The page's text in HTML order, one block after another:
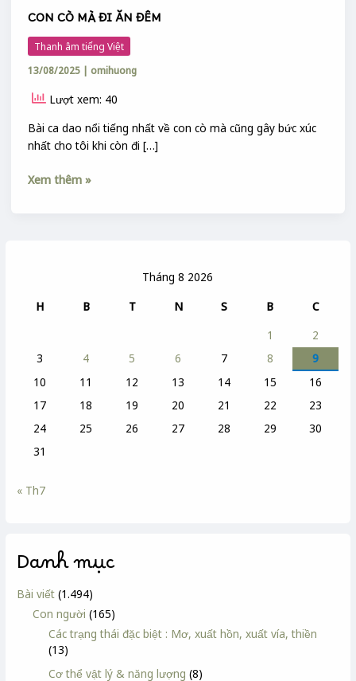
Tháng 8 2026
H
B T N S B
C
1
2
3
4 5 6 7 8
9
10
11 12 13 14 15
16
17
18 19 20 21 22
23
24
25 26 27 28 29
30
31
« Th7
Danh mục
Bài viết (1.494)
Con người (165)
Các trạng thái đặc biệt : Mơ, xuất hồn, xuất vía, thiền
(13)
Cơ thể vật lý & năng lượng (8)
CON CÒ MÀ ĐI ĂN ĐÊM
Thanh âm tiếng Việt
13/08/2025 | omihuong
Lượt xem: 40
Bài ca dao nổi tiếng nhất về con cò mà cũng gây bức xúc
nhất cho tôi khi còn đi […]
Xem thêm »